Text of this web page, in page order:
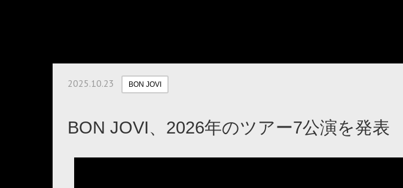
2025.10.23 BON JOVI
BON JOVI、2026年のツアー7公演を発表